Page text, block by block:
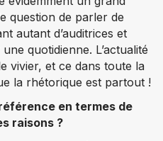
question de parler de
autant d’auditrices et
quotidienne. L’actualité
vivier, et ce dans toute la
la rhétorique est partout !
en termes de
raisons ?